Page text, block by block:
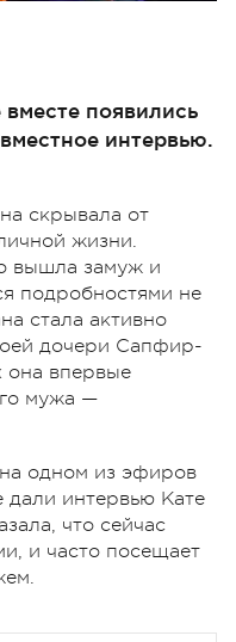
появились
интервью.
скрывала от
жизни.
вышла замуж и
подробностями не
стала активно
дочери Сапфир-
она впервые
мужа —
одном из эфиров
дали интервью Кате
что сейчас
и часто посещает